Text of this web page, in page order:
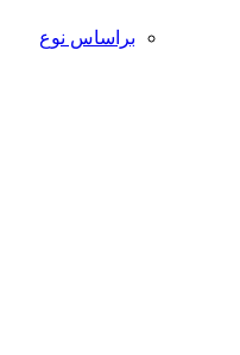
براساس نوع